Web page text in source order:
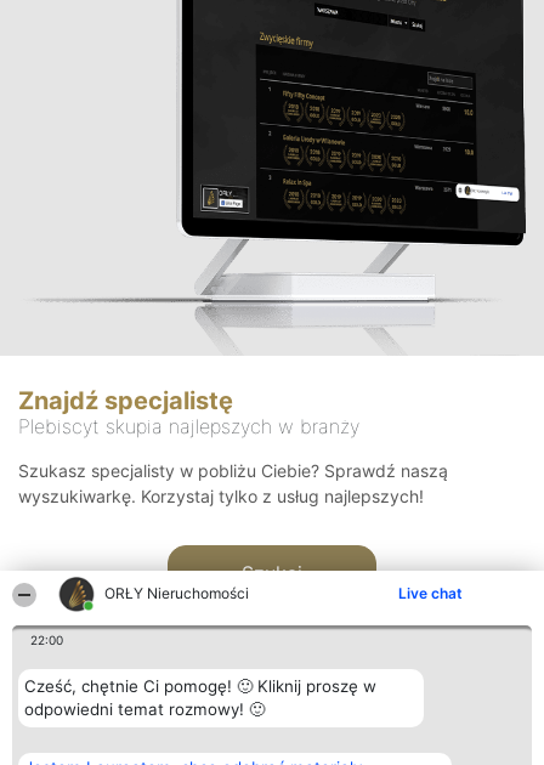
ORŁY Nieruchomości Live chat
22:00
Cześć, chętnie Ci pomogę! 🙂 Kliknij proszę w
odpowiedni temat rozmowy! 🙂
Znajdź specjalistę
Plebiscyt skupia najlepszych w branży
Szukasz specjalisty w pobliżu Ciebie? Sprawdź naszą
wyszukiwarkę. Korzystaj tylko z usług najlepszych!
Szukaj
Organizator plebiscytu Plebiscyt Kontakt